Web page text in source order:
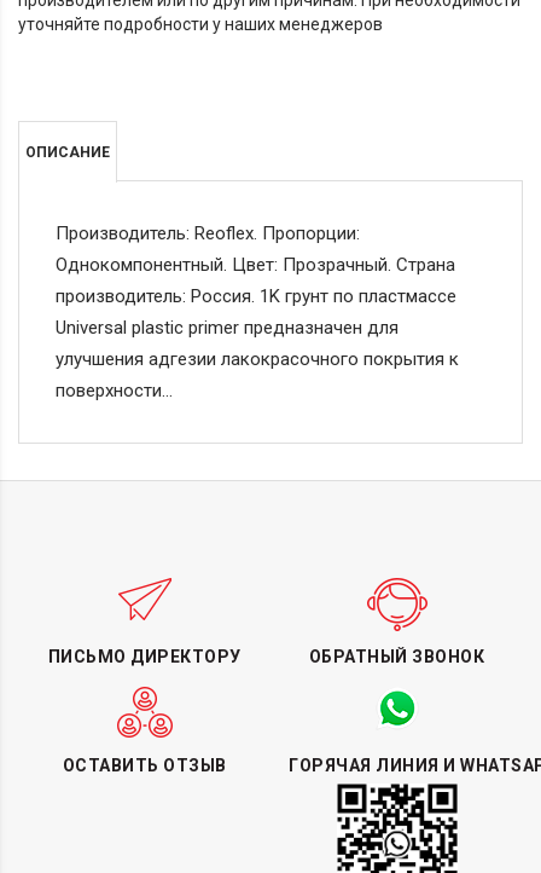
уточняйте подробности у наших менеджеров
ОПИСАНИЕ
Производитель: Reoflex. Пропорции:
Однокомпонентный. Цвет: Прозрачный. Страна
производитель: Россия. 1K грунт по пластмассе
Universal plastic primer предназначен для
улучшения адгезии лакокрасочного покрытия к
поверхности…
ПИСЬМО ДИРЕКТОРУ ОБРАТНЫЙ ЗВОНОК
ОСТАВИТЬ ОТЗЫВ ГОРЯЧАЯ ЛИНИЯ И